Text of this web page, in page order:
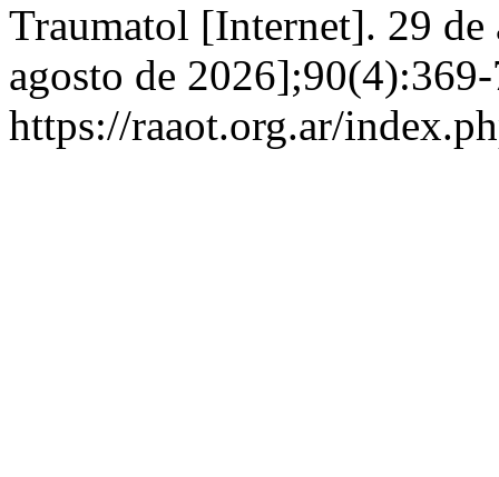
Traumatol [Internet]. 29 de
agosto de
https://raaot.org.ar/